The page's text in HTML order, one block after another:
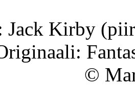
Jack Kirby
©